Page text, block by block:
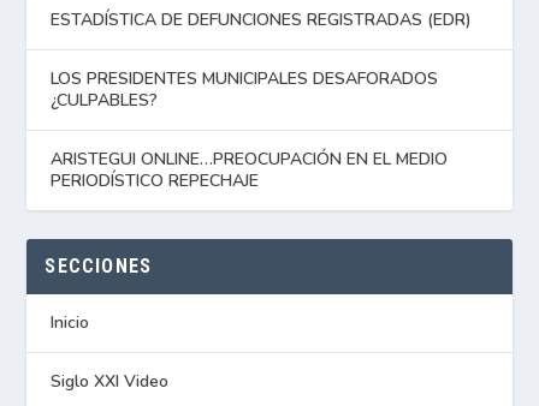
ESTADÍSTICA DE DEFUNCIONES REGISTRADAS (EDR)
LOS PRESIDENTES MUNICIPALES DESAFORADOS
¿CULPABLES?
ARISTEGUI ONLINE…PREOCUPACIÓN EN EL MEDIO
PERIODÍSTICO REPECHAJE
SECCIONES
Inicio
Siglo XXI Video